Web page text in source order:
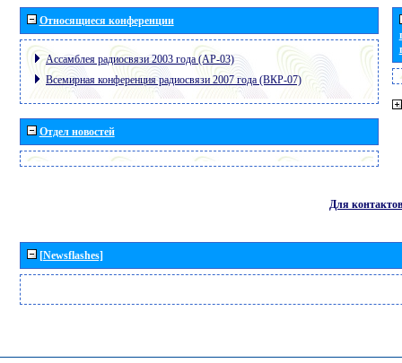
Относящиеся конференции
Ассамблея радиосвязи 2003 года (АР-03)
Всемирная конференция радиосвязи 2007 года (ВКР-07)
Отдел новостей
Для контактов
[Newsflashes]